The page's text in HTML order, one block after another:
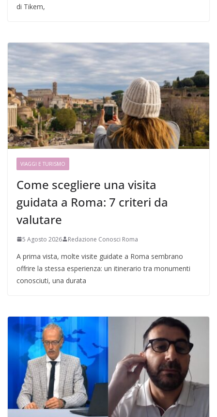
di Tikem,
VIAGGI E TURISMO
Come scegliere una visita
guidata a Roma: 7 criteri da
valutare
5 Agosto 2026 Redazione Conosci Roma
A prima vista, molte visite guidate a Roma sembrano
offrire la stessa esperienza: un itinerario tra monumenti
conosciuti, una durata